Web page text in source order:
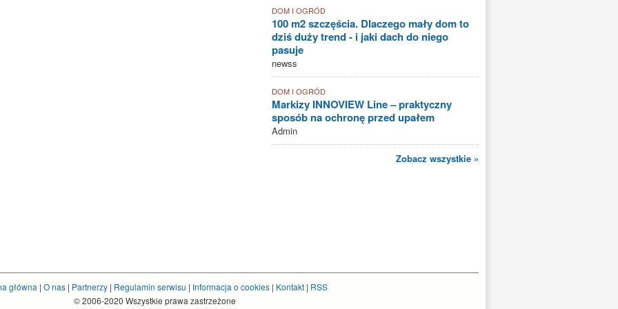
DOM I OGRÓD
100 m2 szczęścia. Dlaczego mały dom to
dziś duży trend - i jaki dach do niego
pasuje
newss
DOM I OGRÓD
Markizy INNOVIEW Line – praktyczny
sposób na ochronę przed upałem
Admin
Zobacz wszystkie »
główna | O nas| Partnerzy| Regulamin serwisu | Informacja o cookies| Kontakt| RSS
© 2006-2020 Wszystkie prawa zastrzeżone